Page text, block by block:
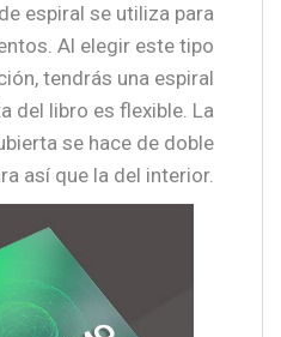
espiral se utiliza para
Al elegir este tipo
tendrás una espiral
del libro es flexible. La
se hace de doble
así que la del interior.